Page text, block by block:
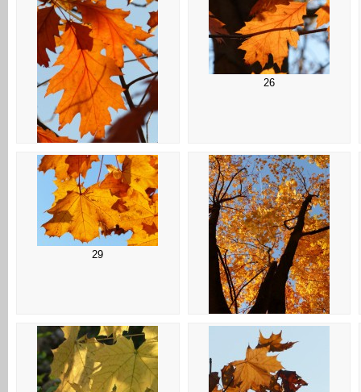
25
26
29
30